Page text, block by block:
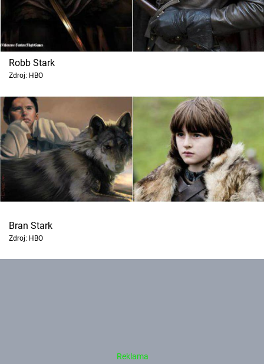
Robb Stark
Zdroj: HBO
Bran Stark
Zdroj: HBO